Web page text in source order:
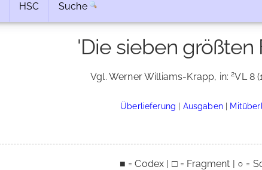
HSC Suche
'Die sieben größten
Vgl. Werner Williams-Krapp, in:2VL 8
Überlieferung | Ausgaben|
■ = Codex | □ = Fragment | ○ =